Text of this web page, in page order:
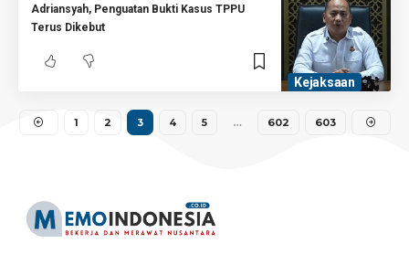
Kejaksaan
Adriansyah, Penguatan Bukti Kasus TPPU
Terus Dikebut
1 2 3 4 5 … 602 603